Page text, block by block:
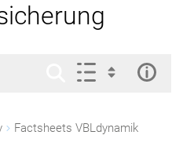
Factsheets VBLdynamik